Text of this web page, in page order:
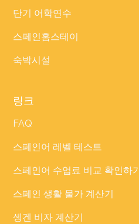
단기 어학연수
스페인홈스테이
숙박시설
링크
FAQ
스페인어 레벨 테스트
스페인어 수업료 비교 확인하기
스페인 생활 물가 계산기
솅겐 비자 계산기